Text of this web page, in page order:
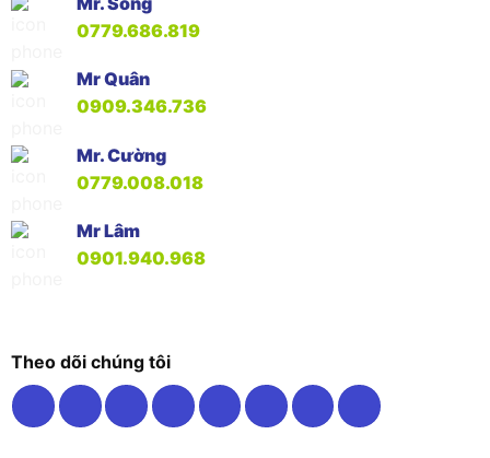
0779.686.819
Mr Quân
0909.346.736
Mr. Cường
0779.008.018
Mr Lâm
0901.940.968
Theo dõi chúng tôi